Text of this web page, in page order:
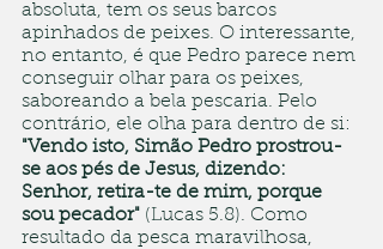
absoluta, tem os seus barcos
apinhados de peixes. O interessante,
no entanto, é que Pedro parece nem
conseguir olhar para os peixes,
saboreando a bela pescaria. Pelo
contrário, ele olha para dentro de si:
"Vendo isto, Simão Pedro prostrou-
se aos pés de Jesus, dizendo:
Senhor, retira-te de mim, porque
sou pecador" (Lucas 5.8). Como
resultado da pesca maravilhosa,